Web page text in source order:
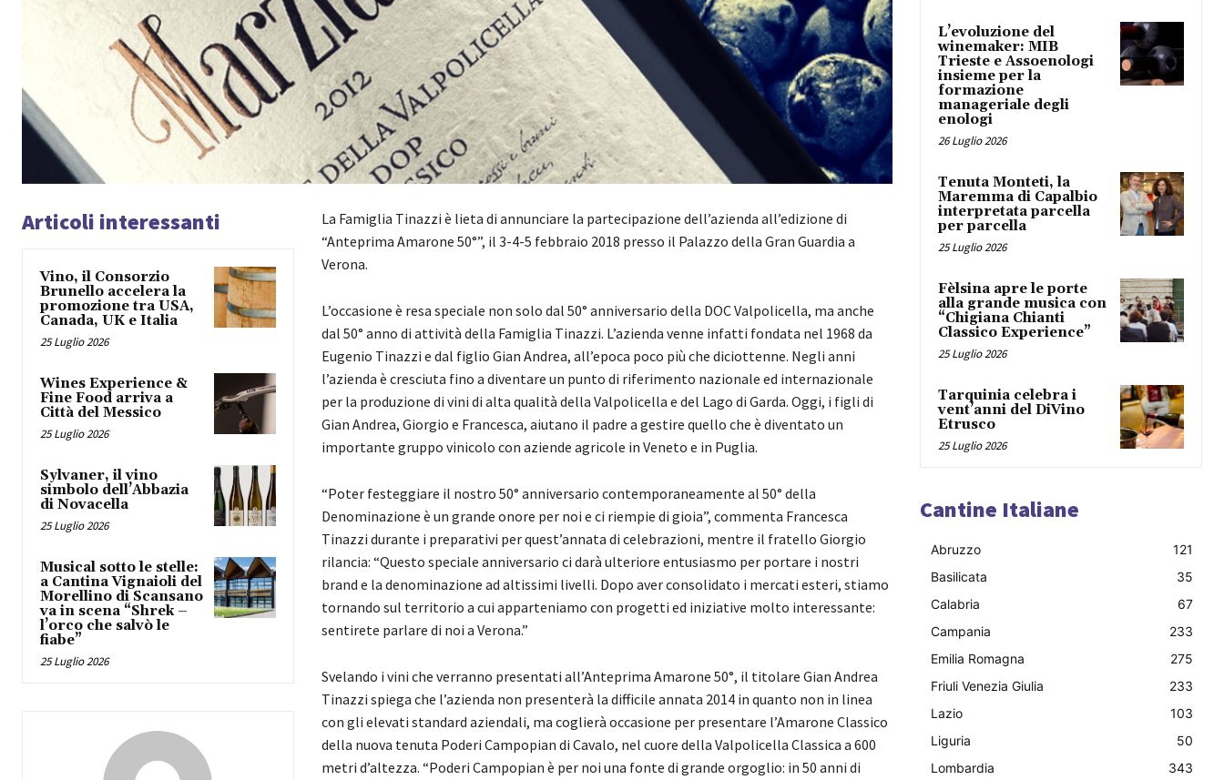
Articoli interessanti
Vino, il Consorzio
Brunello accelera la
promozione tra USA,
Canada, UK e Italia
25 Luglio 2026
Wines Experience &
Fine Food arriva a
Città del Messico
25 Luglio 2026
Sylvaner, il vino
simbolo dell’Abbazia
di Novacella
25 Luglio 2026
Musical sotto le stelle:
a Cantina Vignaioli del
Morellino di Scansano
va in scena “Shrek –
l’orco che salvò le
fiabe”
25 Luglio 2026
La Famiglia Tinazzi è lieta di annunciare la partecipazione dell’azienda all’edizione di
“Anteprima Amarone 50°”, il 3-4-5 febbraio 2018 presso il Palazzo della Gran Guardia a
Verona.
L’occasione è resa speciale non solo dal 50° anniversario della DOC Valpolicella, ma anche
dal 50° anno di attività della Famiglia Tinazzi. L’azienda venne infatti fondata nel 1968 da
Eugenio Tinazzi e dal figlio Gian Andrea, all’epoca poco più che diciottenne. Negli anni
l’azienda è cresciuta fino a diventare un punto di riferimento nazionale ed internazionale
per la produzione di vini di alta qualità della Valpolicella e del Lago di Garda. Oggi, i figli di
Gian Andrea, Giorgio e Francesca, aiutano il padre a gestire quello che è diventato un
importante gruppo vinicolo con aziende agricole in Veneto e in Puglia.
“Poter festeggiare il nostro 50° anniversario contemporaneamente al 50° della
Denominazione è un grande onore per noi e ci riempie di gioia”, commenta Francesca
Tinazzi durante i preparativi per quest’annata di celebrazioni, mentre il fratello Giorgio
rilancia: “Questo speciale anniversario ci darà ulteriore entusiasmo per portare i nostri
brand e la denominazione ad altissimi livelli. Dopo aver consolidato i mercati esteri, stiamo
tornando sul territorio a cui apparteniamo con progetti ed iniziative molto interessante:
sentirete parlare di noi a Verona.”
Svelando i vini che verranno presentati all’Anteprima Amarone 50°, il titolare Gian Andrea
Tinazzi spiega che l’azienda non presenterà la difficile annata 2014 in quanto non in linea
con gli elevati standard aziendali, ma coglierà occasione per presentare l’Amarone Classico
della nuova tenuta Poderi Campopian di Cavalo, nel cuore della Valpolicella Classica a 600
metri d’altezza. “Poderi Campopian è per noi una fonte di grande orgoglio: in 50 anni di
L’evoluzione del
winemaker: MIB
Trieste e Assoenologi
insieme per la
formazione
manageriale degli
enologi
26 Luglio 2026
Tenuta Monteti, la
Maremma di Capalbio
interpretata parcella
per parcella
25 Luglio 2026
Fèlsina apre le porte
alla grande musica con
“Chigiana Chianti
Classico Experience”
25 Luglio 2026
Tarquinia celebra i
vent’anni del DiVino
Etrusco
25 Luglio 2026
Cantine Italiane
Abruzzo
121
Basilicata
35
Calabria
67
Campania
233
Emilia Romagna
275
Friuli Venezia Giulia
233
Lazio
103
Liguria
50
Lombardia
343